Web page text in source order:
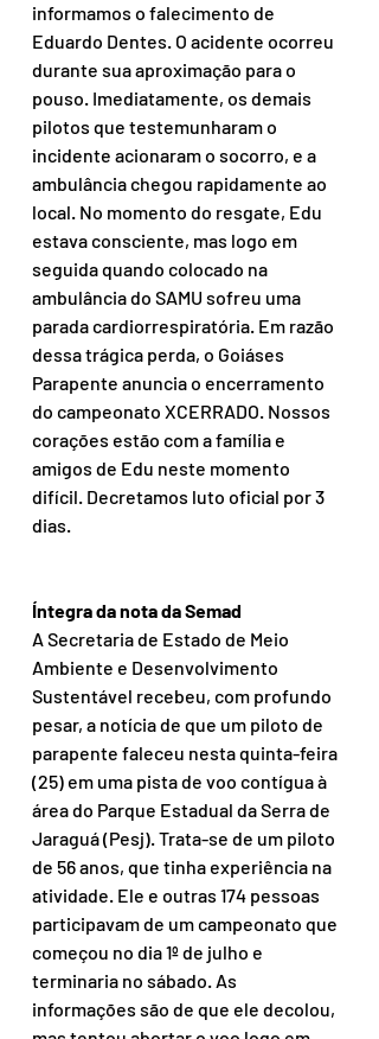
informamos o falecimento de
Eduardo Dentes. O acidente ocorreu
durante sua aproximação para o
pouso. Imediatamente, os demais
pilotos que testemunharam o
incidente acionaram o socorro, e a
ambulância chegou rapidamente ao
local. No momento do resgate, Edu
estava consciente, mas logo em
seguida quando colocado na
ambulância do SAMU sofreu uma
parada cardiorrespiratória. Em razão
dessa trágica perda, o Goiáses
Parapente anuncia o encerramento
do campeonato XCERRADO. Nossos
corações estão com a família e
amigos de Edu neste momento
difícil. Decretamos luto oficial por 3
dias.
Íntegra da nota da Semad
A Secretaria de Estado de Meio
Ambiente e Desenvolvimento
Sustentável recebeu, com profundo
pesar, a notícia de que um piloto de
parapente faleceu nesta quinta-feira
(25) em uma pista de voo contígua à
área do Parque Estadual da Serra de
Jaraguá (Pesj). Trata-se de um piloto
de 56 anos, que tinha experiência na
atividade. Ele e outras 174 pessoas
participavam de um campeonato que
começou no dia 1º de julho e
terminaria no sábado. As
informações são de que ele decolou,